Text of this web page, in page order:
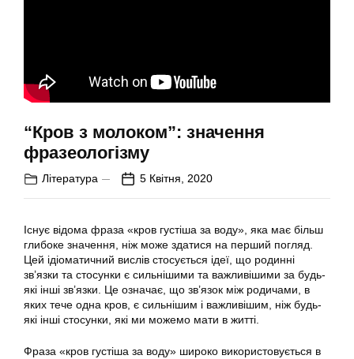
“Кров з молоком”: значення
фразеологізму
Література 5 Квітня, 2020
Існує відома фраза «кров густіша за воду», яка має більш
глибоке значення, ніж може здатися на перший погляд.
Цей ідіоматичний вислів стосується ідеї, що родинні
зв’язки та стосунки є сильнішими та важливішими за будь-
які інші зв’язки. Це означає, що зв’язок між родичами, в
яких тече одна кров, є сильнішим і важливішим, ніж будь-
які інші стосунки, які ми можемо мати в житті.
Фраза «кров густіша за воду» широко використовується в